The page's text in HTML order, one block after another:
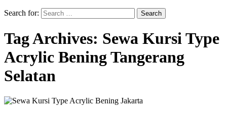
Search for:
Tag Archives: Sewa Kursi Type
Acrylic Bening Tangerang
Selatan